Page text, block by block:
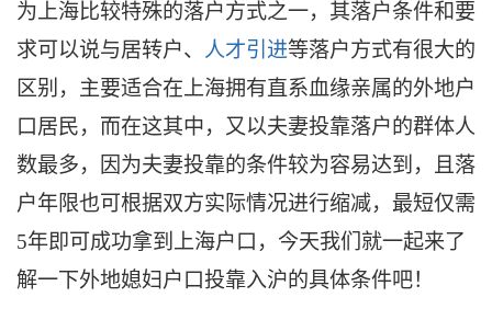
为上海比较特殊的落户方式之一，其落户条件和要
求可以说与居转户、 人才引进等落户方式有很大的
区别，主要适合在上海拥有直系血缘亲属的外地户
口居民，而在这其中，又以夫妻投靠落户的群体人
数最多，因为夫妻投靠的条件较为容易达到，且落
户年限也可根据双方实际情况进行缩减，最短仅需
5年即可成功拿到上海户口，今天我们就一起来了
解一下外地媳妇户口投靠入沪的具体条件吧！